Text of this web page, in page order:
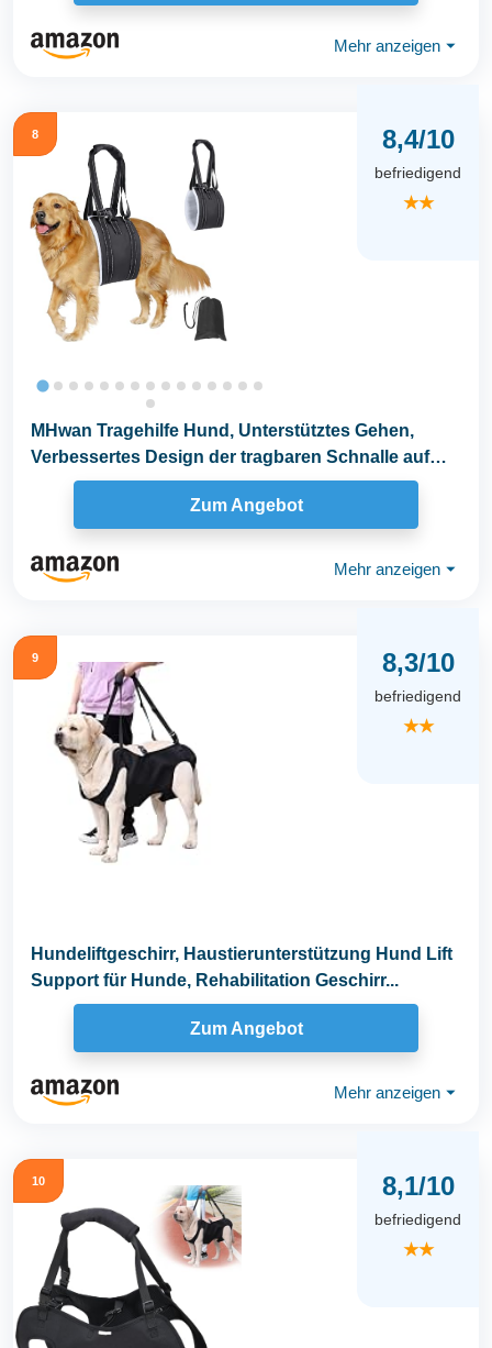
Mehr anzeigen ⏷
8 8,4/10
befriedigend
★★
MHwan Tragehilfe Hund, Unterstütztes Gehen,
Verbessertes Design der tragbaren Schnalle auf
Zum Angebot
Mehr anzeigen ⏷
9 8,3/10
befriedigend
★★
Hundeliftgeschirr, Haustierunterstützung Hund Lift
Support für Hunde, Rehabilitation Geschirr...
Zum Angebot
Mehr anzeigen ⏷
10 8,1/10
befriedigend
★★